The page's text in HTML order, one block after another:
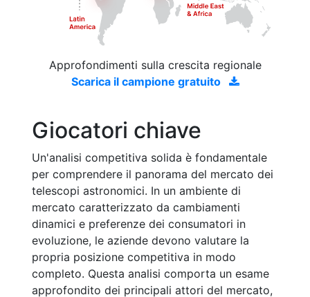
Approfondimenti sulla crescita regionale
Scarica il campione gratuito
Giocatori chiave
Un'analisi competitiva solida è fondamentale
per comprendere il panorama del mercato dei
telescopi astronomici. In un ambiente di
mercato caratterizzato da cambiamenti
dinamici e preferenze dei consumatori in
evoluzione, le aziende devono valutare la
propria posizione competitiva in modo
completo. Questa analisi comporta un esame
approfondito dei principali attori del mercato,